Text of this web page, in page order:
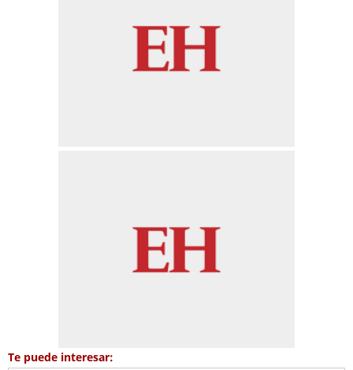
Te puede interesar: